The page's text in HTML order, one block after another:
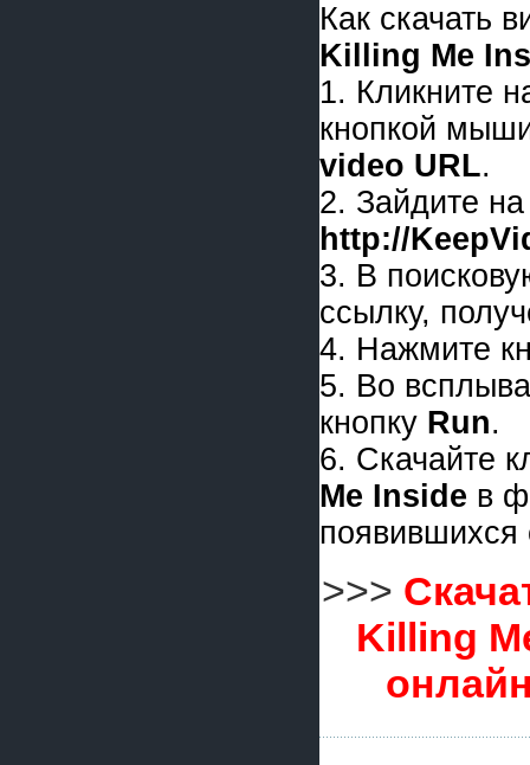
Как скачать
Killing Me
1. Кликните
кнопкой
video URL.
2. Зайдите на
http://
3. В
ссылку,
4. Нажмите
5. Во
кнопку Run.
6. Скачайте
Me Inside в
появившихся
>>>
Killing